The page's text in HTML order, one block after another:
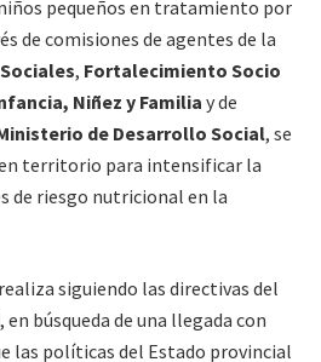
pequeños en tratamiento por
de comisiones de agentes de la
, Fortalecimiento Socio
Niñez y Familiay de
de Desarrollo Social, se
territorio para intensificar la
de riesgo nutricional en la
siguiendo las directivas del
, en búsqueda de una llegada con
las políticas del Estado provincial